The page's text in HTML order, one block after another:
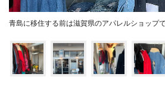
青島に移住する前は滋賀県のアパレルショップ